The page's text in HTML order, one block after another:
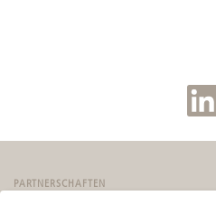
PARTNERSCHAFTEN